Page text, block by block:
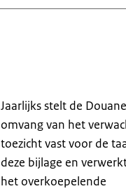
Jaarlijks stelt de
omvang van het
toezicht vast voor de
deze bijlage en
het overkoepelende